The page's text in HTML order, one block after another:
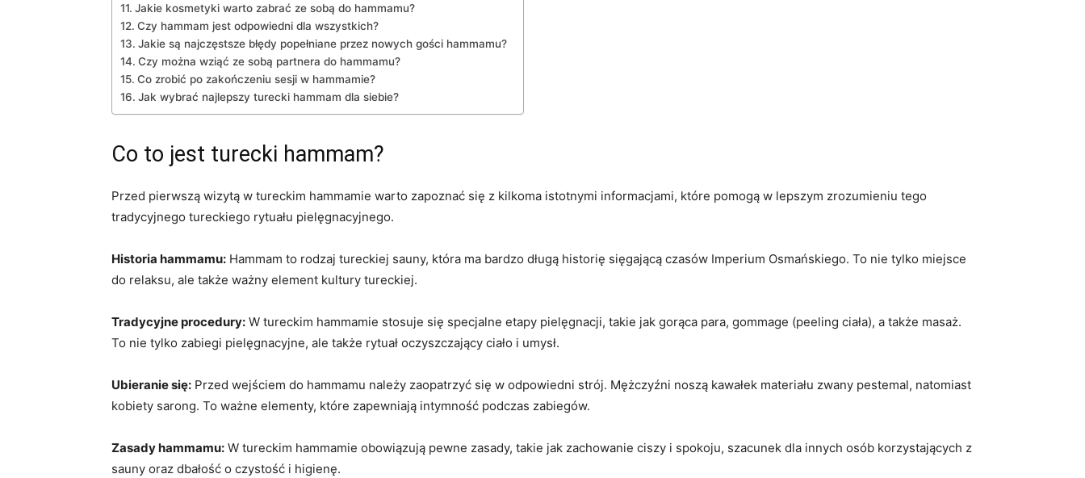
Jakie kosmetyki​ warto zabrać ze sobą ​do‍ hammamu?
Czy hammam jest odpowiedni dla wszystkich?
Jakie są‌ najczęstsze błędy popełniane przez ⁢nowych⁤ gości⁤ hammamu?
Czy można wziąć ze sobą partnera do ‌hammamu?
Co zrobić po zakończeniu sesji w hammamie?
Jak wybrać ​najlepszy‍ turecki hammam⁢ dla ‌siebie?
Co to jest⁢ turecki hammam?
Przed⁣ pierwszą wizytą‌ w tureckim ​hammamie warto ‍zapoznać‌ się z kilkoma istotnymi informacjami, które pomogą w‌ lepszym‍ zrozumieniu tego
tradycyjnego tureckiego rytuału ⁢pielęgnacyjnego.
Historia hammamu: Hammam to rodzaj​ tureckiej ​sauny, która ma bardzo ‌długą historię sięgającą czasów Imperium Osmańskiego.​ To​ nie ⁢tylko miejsce
⁣do relaksu, ⁣ale także ważny element kultury tureckiej.
Tradycyjne ​procedury: ⁢W tureckim hammamie stosuje się specjalne etapy pielęgnacji, ‌takie ‍jak gorąca ‍para, gommage (peeling ciała),​ a także masaż.
To⁢ nie tylko zabiegi pielęgnacyjne,‌ ale także rytuał ⁤oczyszczający ⁤ciało⁤ i umysł.
Ubieranie się: Przed wejściem do‍ hammamu należy ‌zaopatrzyć się w odpowiedni ⁣strój. ‌Mężczyźni noszą kawałek⁢ materiału ‌zwany pestemal, natomiast
kobiety sarong. To ważne elementy, które zapewniają intymność podczas zabiegów.
Zasady hammamu: ‌W tureckim‌ hammamie obowiązują⁣ pewne zasady, takie jak zachowanie⁤ ciszy‍ i spokoju, szacunek dla innych osób korzystających z
sauny oraz dbałość o czystość i higienę.